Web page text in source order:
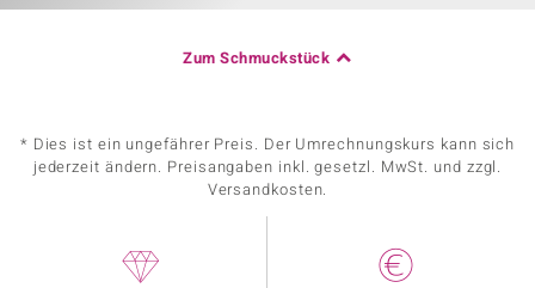
Zum Schmuckstück
* Dies ist ein ungefährer Preis. Der Umrechnungskurs kann sich
jederzeit ändern. Preisangaben inkl. gesetzl. MwSt. und zzgl.
Versandkosten.